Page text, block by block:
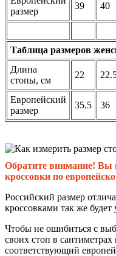
размер
39 40
Таблица размеров
Длина
стопы, см
22
Европейский
размер
35.5 36
Обратите внимание! Вы
кроссовки по
Российский размер
кроссовками так же будет
Чтобы не ошибиться с
своих стоп в
соответствующий